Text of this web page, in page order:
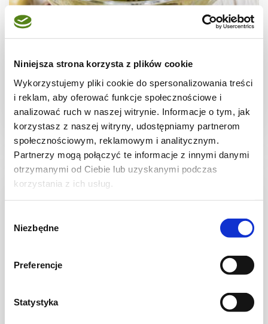
Niniejsza strona korzysta z plików cookie
Wykorzystujemy pliki cookie do spersonalizowania treści
i reklam, aby oferować funkcje społecznościowe i
analizować ruch w naszej witrynie. Informacje o tym, jak
korzystasz z naszej witryny, udostępniamy partnerom
społecznościowym, reklamowym i analitycznym.
Partnerzy mogą połączyć te informacje z innymi danymi
otrzymanymi od Ciebie lub uzyskanymi podczas
korzystania z ich usług.
zgody
Niezbędne
Preferencje
Statystyka
2 dni 4592 kcal 4